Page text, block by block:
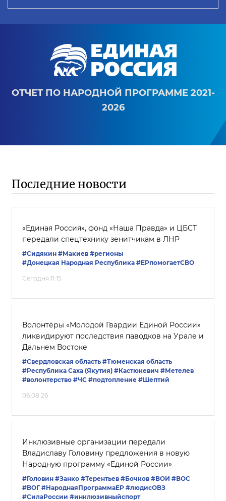
ОТЧЕТ ПО НАРОДНОЙ ПРОГРАММЕ 2021-
2026
Последние новости
«Единая Россия», фонд «Наша Правда» и ЦБСТ
передали спецтехнику зенитчикам в ЛНР
#Сидякин #Макиев #регионы
#Донецкая Народная Республика #ЕРпомогаетСВО
Сегодня 11:15
Волонтёры «Молодой Гвардии Единой России»
ликвидируют последствия паводков на Урале и
Дальнем Востоке
#Свердловская область #Тюменская область
#Республика Саха (Якутия) #Кастюкевич #Метелев
#волонтерство #ЧС #подтопление #Шептий
06.08.26
Инклюзивные организации передали
Владиславу Головину предложения в новую
Народную программу «Единой России»
#Головин #Занко #Терентьев #Бочков #ВОИ #ВОС
#ВОГ #НароднаяПрограммаЕР #людисОВЗ
#СилаРоссии #инклюзивныйспорт